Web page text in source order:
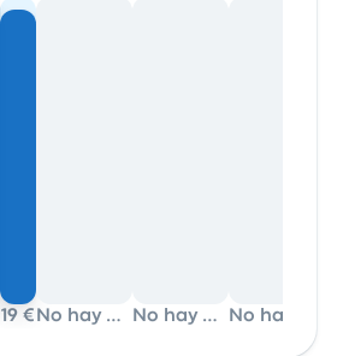
19 € No hay datos No hay datos